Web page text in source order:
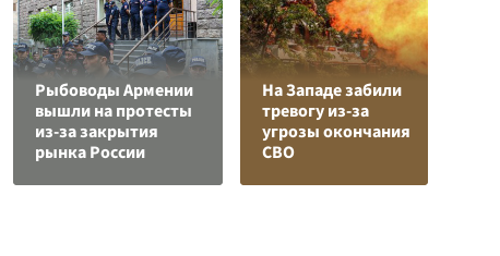
Рыбоводы Армении
вышли на протесты
из-за закрытия
рынка России
На Западе забили
тревогу из-за
угрозы окончания
СВО